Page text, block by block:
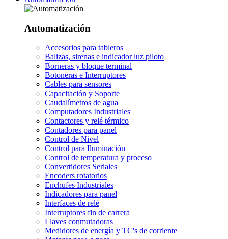
Automatización
Accesorios para tableros
Balizas, sirenas e indicador luz piloto
Borneras y bloque terminal
Botoneras e Interruptores
Cables para sensores
Capacitación y Soporte
Caudalímetros de agua
Computadores Industriales
Contactores y relé térmico
Contadores para panel
Control de Nivel
Control para Iluminación
Control de temperatura y proceso
Convertidores Seriales
Encoders rotatorios
Enchufes Industriales
Indicadores para panel
Interfaces de relé
Interruptores fin de carrera
Llaves conmutadoras
Medidores de energía y TC's de corriente